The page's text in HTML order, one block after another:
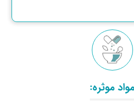
مواد موثره: